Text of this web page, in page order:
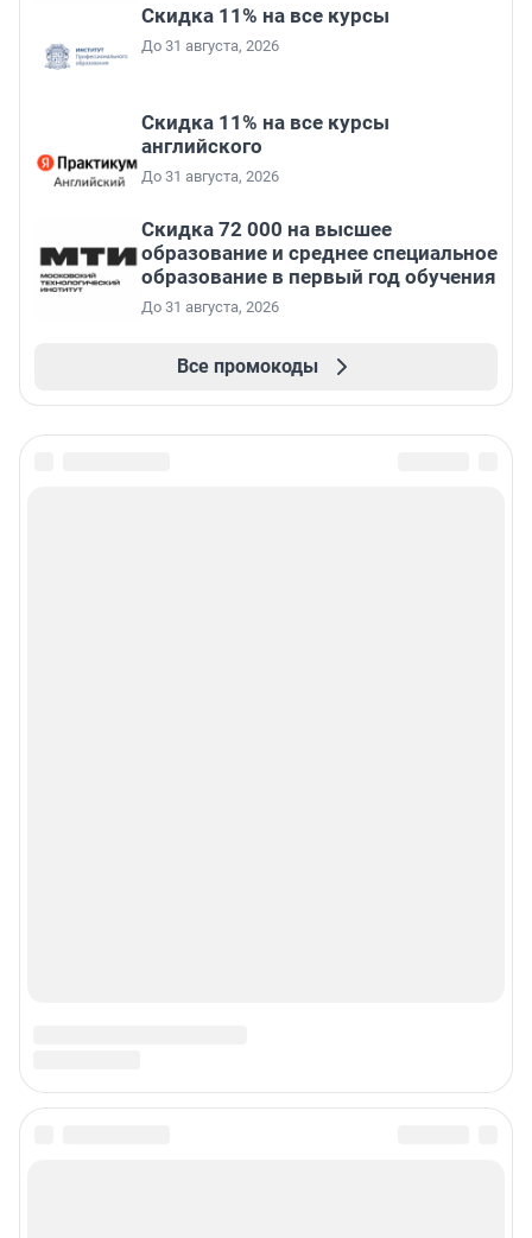
Скидка 11% на все курсы
До 31 августа, 2026
Скидка 11% на все курсы
английского
До 31 августа, 2026
Скидка 72 000 на высшее
образование и среднее специальное
образование в первый год обучения
До 31 августа, 2026
Все промокоды